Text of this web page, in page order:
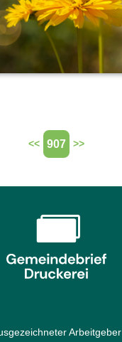
<< 907 >>
Arbeitgeber